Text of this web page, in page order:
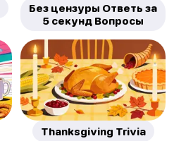
Без цензуры Ответь за
5 секунд Вопросы
Thanksgiving Trivia